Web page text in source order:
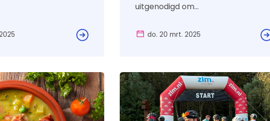
uitgenodigd om...
do. 20 mrt. 2025